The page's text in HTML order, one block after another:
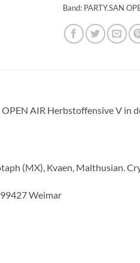
Band: PARTY.SAN
OPEN AIR Herbstoffensive V in
(MX), Kvaen, Malthusian.
Weimar